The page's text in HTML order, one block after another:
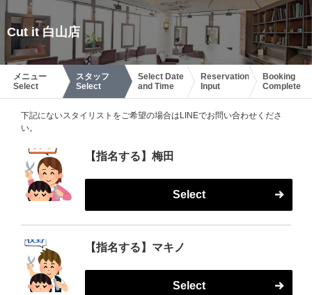
Cut it 白山店
メニュー
Select
スタッフ
Select
Select Date
and Time
Reservation
Input
Booking
Complete
下記にないスタイリストをご希望の場合はLINEでお問い合わせくださ
い。
【指名する】梅田
Select
【指名する】マキノ
Select